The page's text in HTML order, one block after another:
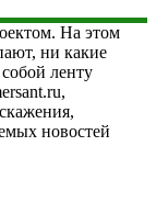
На этом
ни какие
ленту
новостей